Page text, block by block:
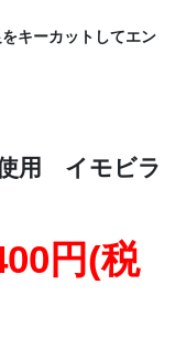
キーカットしてエン
用 イモビラ
円(税